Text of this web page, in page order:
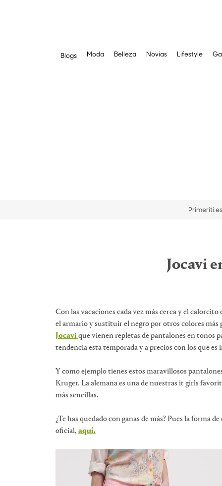
Blogs Moda Belleza Novias Lifestyle
Primeriti.es
Jocavi
Con las vacaciones cada vez más cerca y el
el armario y sustituir el negro por otros colores más
Jocavique vienen repletas de pantalones en tonos
tendencia esta temporada y a precios con los que
Y como ejemplo tienes estos maravillosos
Kruger. La alemana es una de nuestras it girls
más sencillas.
¿Te has quedado con ganas de más? Pues la forma
oficial, aquí.